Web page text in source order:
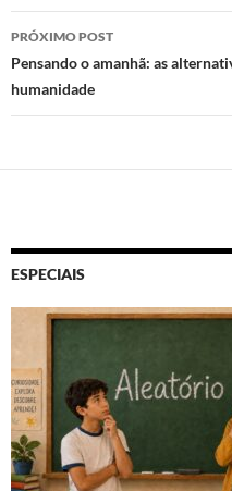
posts
PRÓXIMO POST
Pensando o amanhã: as
humanidade
ESPECIAIS